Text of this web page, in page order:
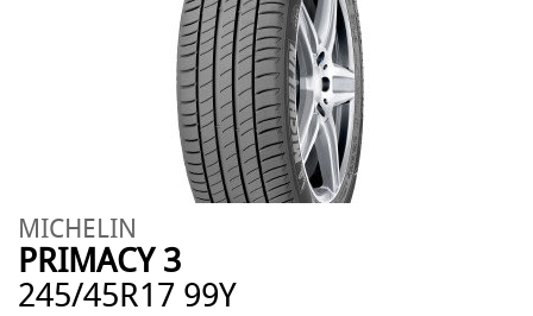
MICHELIN
PRIMACY 3
245/45R17 99Y